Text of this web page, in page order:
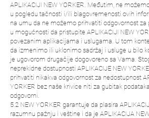
APLIKACIJI NEW YORKER. Međutim, ne
u pogledu tačnosti i/ili blagovremenosti ovih
na umu da ne možemo prihvatiti odgovornost za
u mogućnosti da pristupite APLIKACIJI NEW
povezanim aplikacijama i uslugama. U tom
da izmenimo ili uklonimo sadržaj i usluge u bilo
je ugovorom drugačije dogovoreno sa Vama.
neprekidne dostupnosti APLIKACIJE NEW
prihvatiti nikakva odgovornost za nedostupnost
YORKER bez naše krivice niti za gubitak
odgovorni.
5.2 NEW YORKER garantuje da plasira
razumnu pažnju i veštine i da je APLIKACIJA